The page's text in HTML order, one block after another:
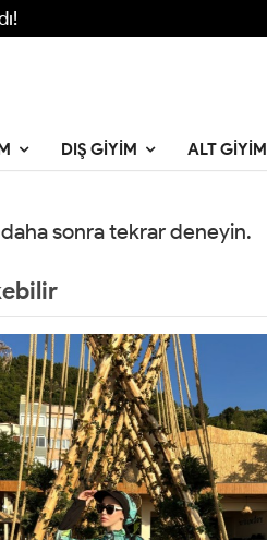
DIŞ GIYIM ALT GIYIM
daha sonra tekrar deneyin.